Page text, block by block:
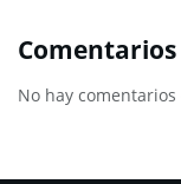
No hay